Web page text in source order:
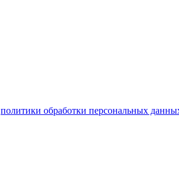
политики обработки персональных